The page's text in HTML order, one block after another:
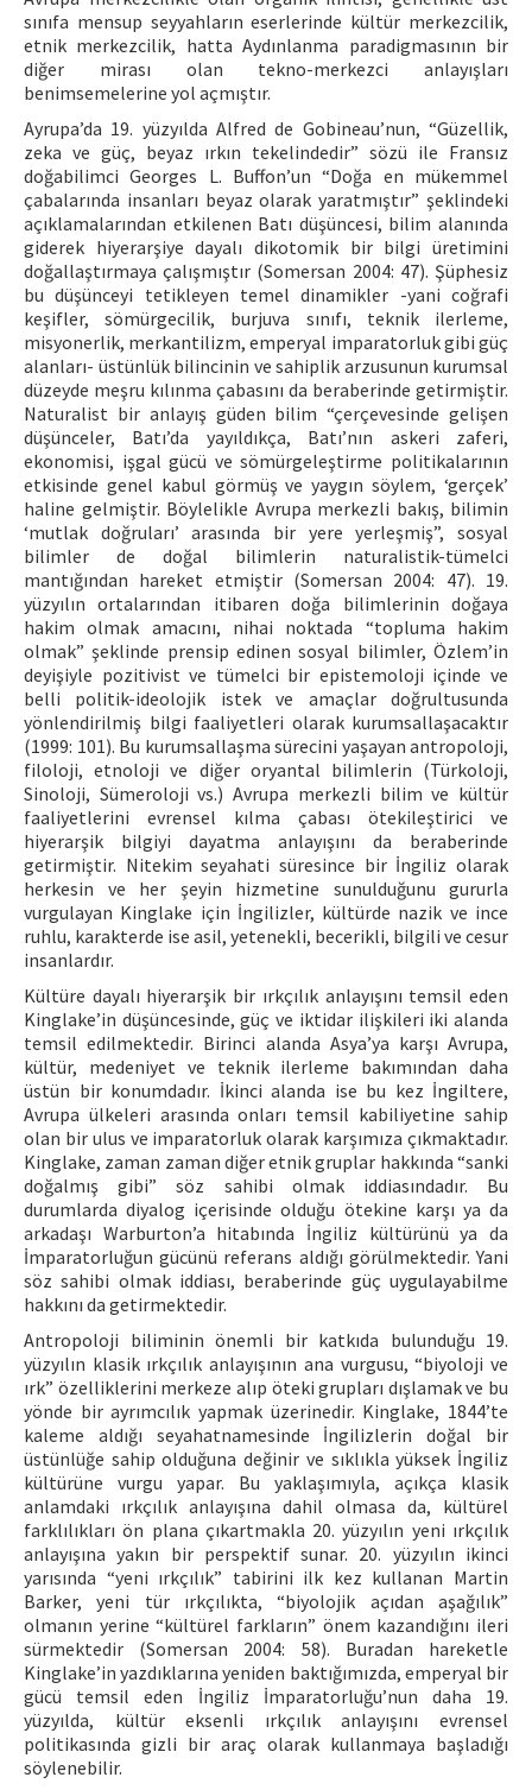
sınıfa mensup seyyahların eserlerinde kültür merkezcilik,
etnik merkezcilik, hatta Aydınlanma paradigmasının bir
diğer mirası olan tekno-merkezci anlayışları
benimsemelerine yol açmıştır.
Ayrupa’da 19. yüzyılda Alfred de Gobineau’nun, “Güzellik,
zeka ve güç, beyaz ırkın tekelindedir” sözü ile Fransız
doğabilimci Georges L. Buffon’un “Doğa en mükemmel
çabalarında insanları beyaz olarak yaratmıştır” şeklindeki
açıklamalarından etkilenen Batı düşüncesi, bilim alanında
giderek hiyerarşiye dayalı dikotomik bir bilgi üretimini
doğallaştırmaya çalışmıştır (Somersan 2004: 47). Şüphesiz
bu düşünceyi tetikleyen temel dinamikler -yani coğrafi
keşifler, sömürgecilik, burjuva sınıfı, teknik ilerleme,
misyonerlik, merkantilizm, emperyal imparatorluk gibi güç
alanları- üstünlük bilincinin ve sahiplik arzusunun kurumsal
düzeyde meşru kılınma çabasını da beraberinde getirmiştir.
Naturalist bir anlayış güden bilim “çerçevesinde gelişen
düşünceler, Batı’da yayıldıkça, Batı’nın askeri zaferi,
ekonomisi, işgal gücü ve sömürgeleştirme politikalarının
etkisinde genel kabul görmüş ve yaygın söylem, ‘gerçek’
haline gelmiştir. Böylelikle Avrupa merkezli bakış, bilimin
‘mutlak doğruları’ arasında bir yere yerleşmiş”, sosyal
bilimler de doğal bilimlerin naturalistik-tümelci
mantığından hareket etmiştir (Somersan 2004: 47). 19.
yüzyılın ortalarından itibaren doğa bilimlerinin doğaya
hakim olmak amacını, nihai noktada “topluma hakim
olmak” şeklinde prensip edinen sosyal bilimler, Özlem’in
deyişiyle pozitivist ve tümelci bir epistemoloji içinde ve
belli politik-ideolojik istek ve amaçlar doğrultusunda
yönlendirilmiş bilgi faaliyetleri olarak kurumsallaşacaktır
(1999: 101). Bu kurumsallaşma sürecini yaşayan antropoloji,
filoloji, etnoloji ve diğer oryantal bilimlerin (Türkoloji,
Sinoloji, Sümeroloji vs.) Avrupa merkezli bilim ve kültür
faaliyetlerini evrensel kılma çabası ötekileştirici ve
hiyerarşik bilgiyi dayatma anlayışını da beraberinde
getirmiştir. Nitekim seyahati süresince bir İngiliz olarak
herkesin ve her şeyin hizmetine sunulduğunu gururla
vurgulayan Kinglake için İngilizler, kültürde nazik ve ince
ruhlu, karakterde ise asil, yetenekli, becerikli, bilgili ve cesur
insanlardır.
Kültüre dayalı hiyerarşik bir ırkçılık anlayışını temsil eden
Kinglake’in düşüncesinde, güç ve iktidar ilişkileri iki alanda
temsil edilmektedir. Birinci alanda Asya’ya karşı Avrupa,
kültür, medeniyet ve teknik ilerleme bakımından daha
üstün bir konumdadır. İkinci alanda ise bu kez İngiltere,
Avrupa ülkeleri arasında onları temsil kabiliyetine sahip
olan bir ulus ve imparatorluk olarak karşımıza çıkmaktadır.
Kinglake, zaman zaman diğer etnik gruplar hakkında “sanki
doğalmış gibi” söz sahibi olmak iddiasındadır. Bu
durumlarda diyalog içerisinde olduğu ötekine karşı ya da
arkadaşı Warburton’a hitabında İngiliz kültürünü ya da
İmparatorluğun gücünü referans aldığı görülmektedir. Yani
söz sahibi olmak iddiası, beraberinde güç uygulayabilme
hakkını da getirmektedir.
Antropoloji biliminin önemli bir katkıda bulunduğu 19.
yüzyılın klasik ırkçılık anlayışının ana vurgusu, “biyoloji ve
ırk” özelliklerini merkeze alıp öteki grupları dışlamak ve bu
yönde bir ayrımcılık yapmak üzerinedir. Kinglake, 1844’te
kaleme aldığı seyahatnamesinde İngilizlerin doğal bir
üstünlüğe sahip olduğuna değinir ve sıklıkla yüksek İngiliz
kültürüne vurgu yapar. Bu yaklaşımıyla, açıkça klasik
anlamdaki ırkçılık anlayışına dahil olmasa da, kültürel
farklılıkları ön plana çıkartmakla 20. yüzyılın yeni ırkçılık
anlayışına yakın bir perspektif sunar. 20. yüzyılın ikinci
yarısında “yeni ırkçılık” tabirini ilk kez kullanan Martin
Barker, yeni tür ırkçılıkta, “biyolojik açıdan aşağılık”
olmanın yerine “kültürel farkların” önem kazandığını ileri
sürmektedir (Somersan 2004: 58). Buradan hareketle
Kinglake’in yazdıklarına yeniden baktığımızda, emperyal bir
gücü temsil eden İngiliz İmparatorluğu’nun daha 19.
yüzyılda, kültür eksenli ırkçılık anlayışını evrensel
politikasında gizli bir araç olarak kullanmaya başladığı
söylenebilir.